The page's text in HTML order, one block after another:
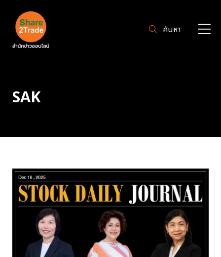
ค้นหา
SAK